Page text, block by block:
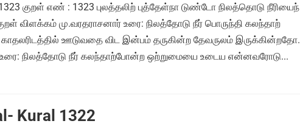
1323 குறள் எண் : 1323 புலத்தலிற் புத்தேள்நா டுண்டோ நிலத்தொடு நீரியைந்
விளக்கம் மு.வரதராசனார் உரை: நிலத்தோடு நீர் பொருந்தி கலந்தாற்
ஊடுவதை விட இன்பம் தருகின்ற தேவருலம் இருக்கின்றதோ.
நிலத்தோடு நீர் கலந்தாற்போன்ற ஒற்றுமையை உடைய என்னவரோடு...
Kural 1322